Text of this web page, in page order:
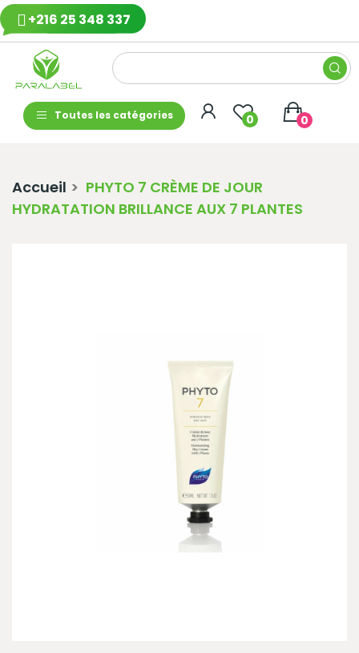
+216 25 348 337
Toutes les catégories 0 0
Accueil
PHYTO 7 CRÈME DE JOUR
HYDRATATION BRILLANCE AUX 7 PLANTES